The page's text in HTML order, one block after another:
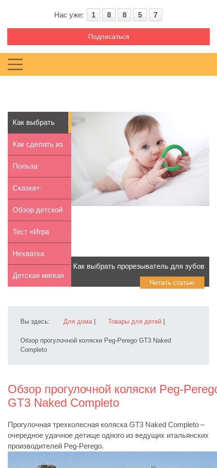
Нас уже: 1 8 8 5 7
Подписаться
Как выбрать
прорезыватель
для з...
Как сделать из
толстовки
костюм...
Польза
металлического
конструкт...
Сказка+:
уникальный
сказочный п...
Обзор детской
коляски Peg-
Pereg...
Тест «Игра
ассоциаций»
Нехватка
кальция у
Детская мягкая
особенно...
Как выбрать прорезыватель для зубов
Читать статью
Вы здесь: Для дома Товары для детей
Обзор прогулочной коляски Peg-Perego GT3 Naked
Completo
Обзор прогулочной коляски Peg-
GT3 Naked Completo
Прогулочная трехколесная коляска GT3 Naked Completo –
очередное удачное детище одного из ведущих итальянских
производителей Peg-Perego.